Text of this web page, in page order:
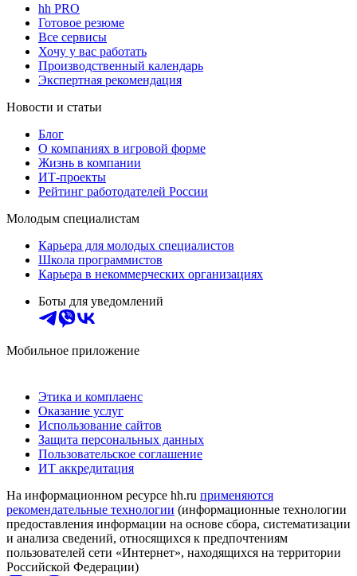
hh PRO
Готовое резюме
Все сервисы
Хочу у вас работать
Производственный календарь
Экспертная рекомендация
Новости и статьи
Блог
О компаниях в игровой форме
Жизнь в компании
ИТ-проекты
Рейтинг работодателей России
Молодым специалистам
Карьера для молодых специалистов
Школа программистов
Карьера в некоммерческих организациях
Боты для уведомлений
Мобильное приложение
Этика и комплаенс
Оказание услуг
Использование сайтов
Защита персональных данных
Пользовательское соглашение
ИТ аккредитация
На информационном ресурсе hh.ru применяются
рекомендательные технологии (информационные технологии
предоставления информации на основе сбора, систематизации
и анализа сведений, относящихся к предпочтениям
пользователей сети «Интернет», находящихся на территории
Российской Федерации)